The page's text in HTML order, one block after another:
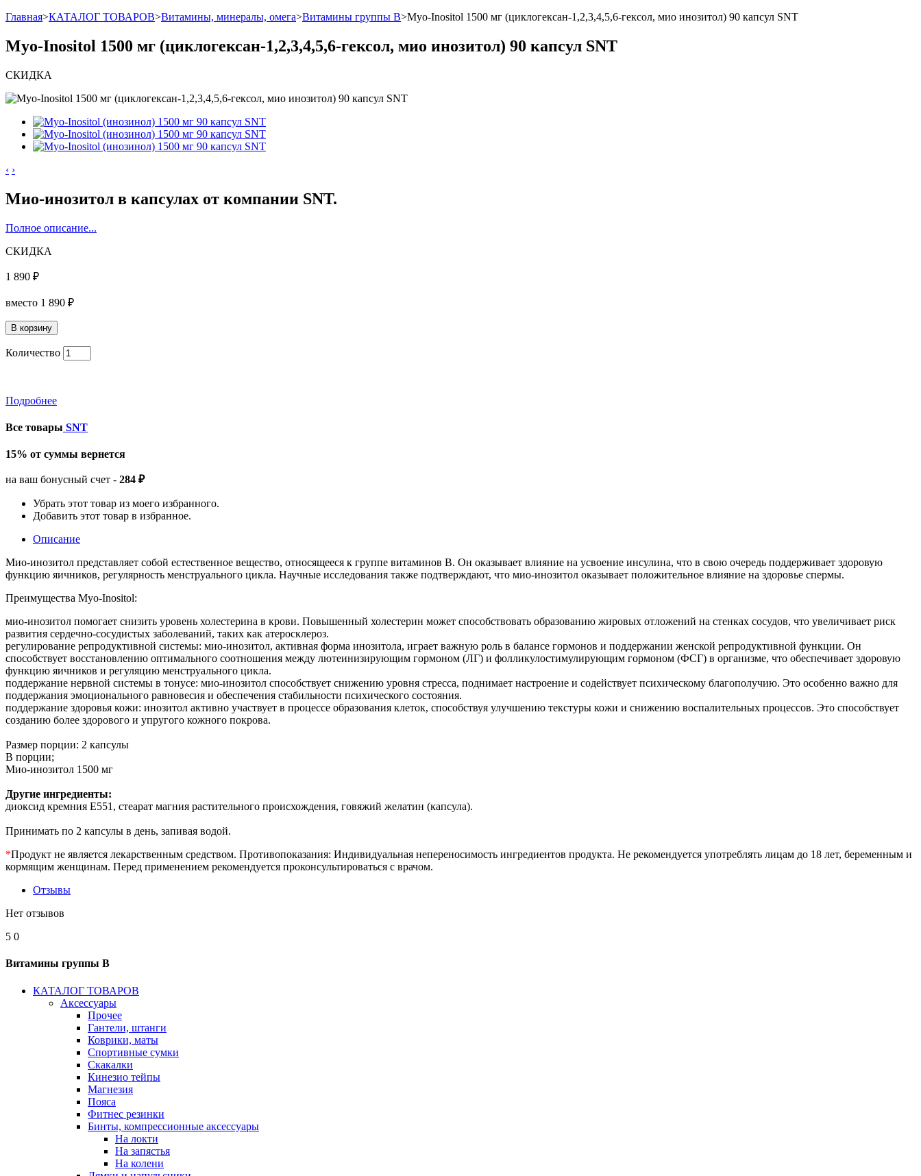
Главная>КАТАЛОГ ТОВАРОВ>Витамины, минералы, омега>Витамины группы B>Myo-Inositol 1500 мг (циклогексан-1,2,3,4,5,6-гексол, мио инозитол) 90 капсул SNT
Myo-Inositol 1500 мг (циклогексан-1,2,3,4,5,6-гексол, мио инозитол) 90 капсул SNT
СКИДКА
‹ ›
Мио-инозитол в капсулах от компании SNT.
Полное описание...
СКИДКА
1 890 ₽
вместо 1 890 ₽
Количество
Подробнее
Все товары SNT
15% от суммы вернется
на ваш бонусный счет - 284 ₽
Убрать этот товар из моего избранного.
Добавить этот товар в избранное.
Описание
Мио-инозитол представляет собой естественное вещество, относящееся к группе витаминов B. Он оказывает влияние на усвоение инсулина, что в свою очередь поддерживает здоровую
функцию яичников, регулярность менструального цикла. Научные исследования также подтверждают, что мио-инозитол оказывает положительное влияние на здоровье спермы.
Преимущества Myo-Inositol:
мио-инозитол помогает снизить уровень холестерина в крови. Повышенный холестерин может способствовать образованию жировых отложений на стенках сосудов, что увеличивает риск
развития сердечно-сосудистых заболеваний, таких как атеросклероз.
регулирование репродуктивной системы: мио-инозитол, активная форма инозитола, играет важную роль в балансе гормонов и поддержании женской репродуктивной функции. Он
способствует восстановлению оптимального соотношения между лютеинизирующим гормоном (ЛГ) и фолликулостимулирующим гормоном (ФСГ) в организме, что обеспечивает здоровую
функцию яичников и регуляцию менструального цикла.
поддержание нервной системы в тонусе: мио-инозитол способствует снижению уровня стресса, поднимает настроение и содействует психическому благополучию. Это особенно важно для
поддержания эмоционального равновесия и обеспечения стабильности психического состояния.
поддержание здоровья кожи: инозитол активно участвует в процессе образования клеток, способствуя улучшению текстуры кожи и снижению воспалительных процессов. Это способствует
созданию более здорового и упругого кожного покрова.
Размер порции: 2 капсулы
В порции;
Мио-инозитол 1500 мг
Другие ингредиенты:
диоксид кремния Е551, стеарат магния растительного происхождения, говяжий желатин (капсула).
Принимать по 2 капсулы в день, запивая водой.
*Продукт не является лекарственным средством. Противопоказания: Индивидуальная непереносимость ингредиентов продукта. Не рекомендуется употреблять лицам до 18 лет, беременным и
кормящим женщинам. Перед применением рекомендуется проконсультироваться с врачом.
Отзывы
Нет отзывов
5 0
Витамины группы B
КАТАЛОГ ТОВАРОВ
Аксессуары
Прочее
Гантели, штанги
Коврики, маты
Спортивные сумки
Скакалки
Кинезио тейпы
Магнезия
Пояса
Фитнес резинки
Бинты, компрессионные аксессуары
На локти
На запястья
На колени